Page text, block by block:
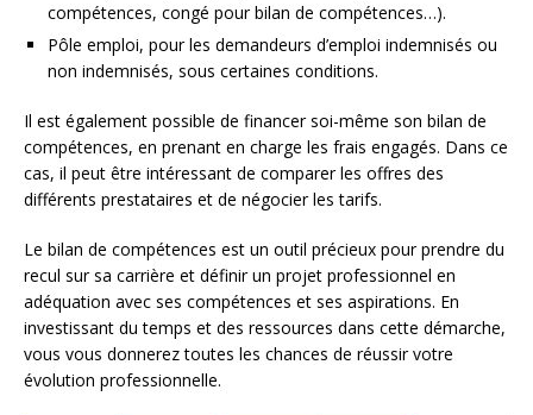
compétences, congé pour bilan de compétences…).
Pôle emploi, pour les demandeurs d’emploi indemnisés ou
non indemnisés, sous certaines conditions.
Il est également possible de financer soi-même son bilan de
compétences, en prenant en charge les frais engagés. Dans ce
cas, il peut être intéressant de comparer les offres des
différents prestataires et de négocier les tarifs.
Le bilan de compétences est un outil précieux pour prendre du
recul sur sa carrière et définir un projet professionnel en
adéquation avec ses compétences et ses aspirations. En
investissant du temps et des ressources dans cette démarche,
vous vous donnerez toutes les chances de réussir votre
évolution professionnelle.